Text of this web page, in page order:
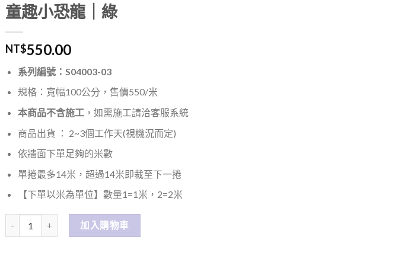
童趣小恐龍｜綠
NT$550.00
系列編號：S04003-03
規格：寬幅100公分，售價550/米
本商品不含施工，如需施工請洽客服系統
商品出貨 ： 2~3個工作天(視機況而定)
依牆面下單足夠的米數
單捲最多14米，超過14米即裁至下一捲
【下單以米為單位】數量1=1米，2=2米
加入購物車